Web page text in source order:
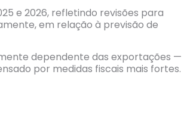
e 2026, refletindo revisões para
em relação à previsão de
dependente das exportações —
por medidas fiscais mais fortes.